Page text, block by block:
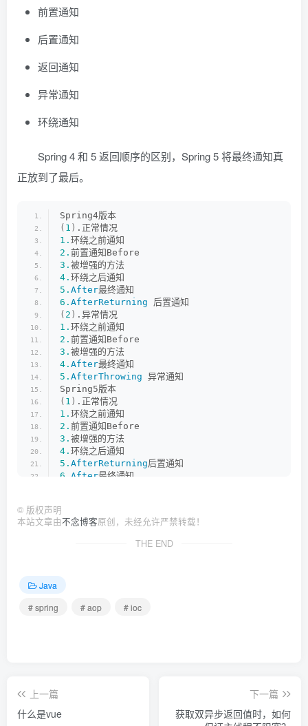
}
前置通知
后置通知
返回通知
异常通知
环绕通知
Spring 4 和 5 返回顺序的区别，Spring 5 将最终通知真
正放到了最后。
Spring4版本
( 1 ) .正常情况
1. 环绕之前通知
2. 前置通知Before
3. 被增强的方法
4. 环绕之后通知
5. After最终通知
6. AfterReturning 后置通知
( 2 ) .异常情况
1. 环绕之前通知
2. 前置通知Before
3. 被增强的方法
4. After最终通知
5. AfterThrowing 异常通知
Spring5版本
( 1 ) .正常情况
1. 环绕之前通知
2. 前置通知Before
3. 被增强的方法
4. 环绕之后通知
5. AfterReturning后置通知
6. After最终通知
2.
3.被增强的方法
AfterThrowing 异常通知
© 版权声明
本站文章由不念博客原创，未经允许严禁转载！
THE END
Java
# spring
# aop # ioc
上一篇
什么是vue
下一篇
获取双异步返回值时，如何